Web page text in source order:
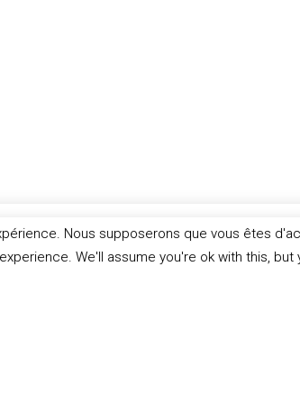
Nous supposerons que vous êtes
We'll assume you're ok with this, but